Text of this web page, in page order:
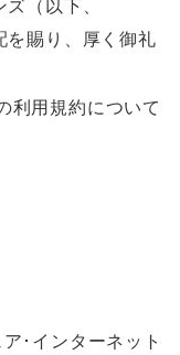
（以下、
を賜り、厚く御礼
利用規約について
ア･インターネット